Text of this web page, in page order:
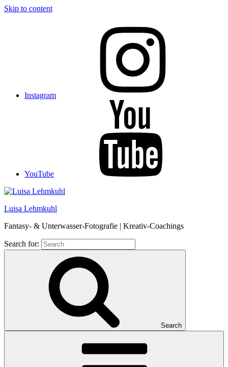
Skip to content
Instagram
YouTube
Luisa Lehmkuhl
Fantasy- & Unterwasser-Fotografie | Kreativ-Coachings
Search for:
Search